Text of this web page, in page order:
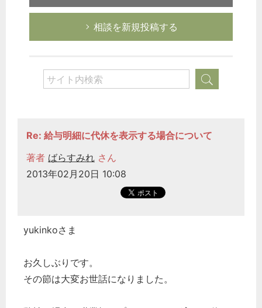
相談を新規投稿する
Re: 給与明細に代休を表示する場合について
著者 ばらすみれ さん
2013年02月20日 10:08
yukinkoさま
お久しぶりです。
その節は大変お世話になりました。